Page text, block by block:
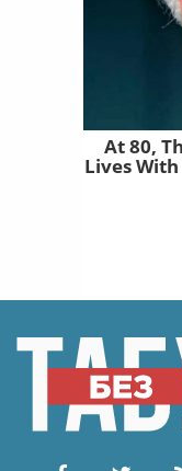
At 80,
Lives